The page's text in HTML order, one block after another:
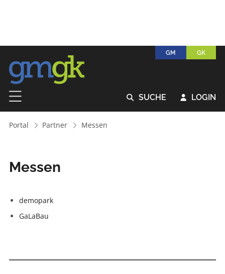
GM GK
 SUCHE  LOGIN
Portal Partner Messen
Messen
demopark
GaLaBau